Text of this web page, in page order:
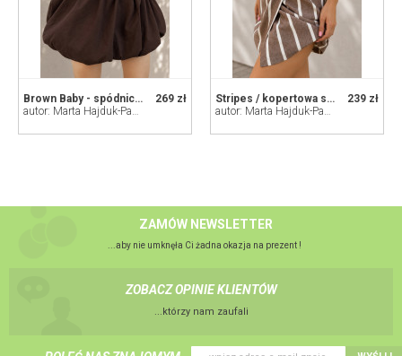
269 zł
Brown Baby - spódnica bombka
autor: Marta Hajduk-Pawlica
239 zł
Stripes / kopertowa spódnica wiskozowo-lniana
autor: Marta Hajduk-Pawlica
ZAMÓW NEWSLETTER
...aby nie umknęła Ci żadna okazja na prezent !
ZOBACZ OPINIE KLIENTÓW
...którzy nam zaufali